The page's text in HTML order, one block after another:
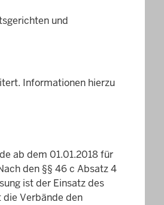
und
Informationen hierzu
ab dem 01.01.2018 für
den §§ 46 c Absatz 4
ist der Einsatz des
Verbände den